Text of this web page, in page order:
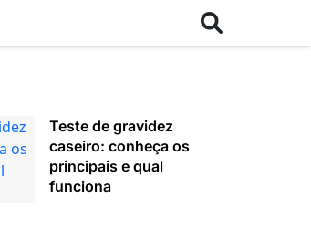
Teste de gravidez
caseiro: conheça os
principais e qual
funciona